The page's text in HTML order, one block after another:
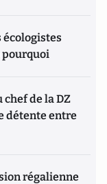
écologistes
pourquoi
de la DZ
détente entre
régalienne